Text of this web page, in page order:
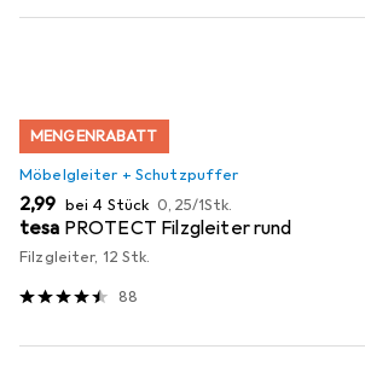
MENGENRABATT
Möbelgleiter + Schutzpuffer
EUR
2,99 bei 4 Stück EUR
0,25/1Stk.
tesa PROTECT Filzgleiter rund
Filzgleiter, 12 Stk.
88